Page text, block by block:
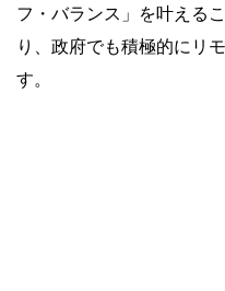
フ・バランス」を叶える
り、政府でも積極的にリ
す。